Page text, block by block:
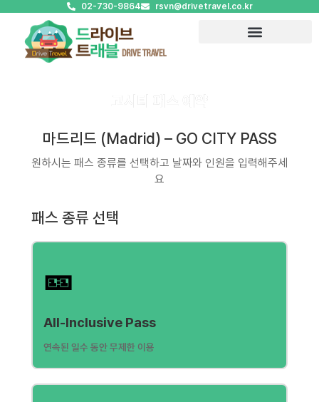
02-730-9864 rsvn@drivetravel.co.kr
마드리드 (Madrid) – GO CITY PASS
원하시는 패스 종류를 선택하고 날짜와 인원을 입력해주세
요
패스 종류 선택
🎫
All-Inclusive Pass
연속된 일수 동안 무제한 이용